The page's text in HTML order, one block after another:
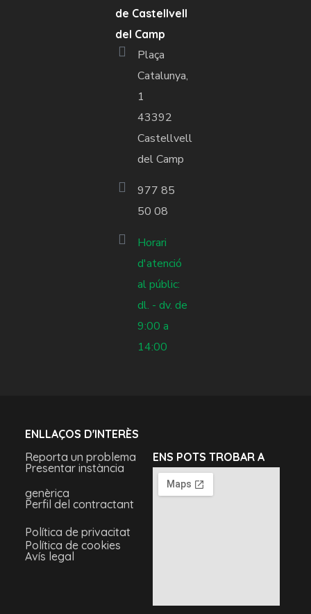
de Castellvell
del Camp
Plaça
Catalunya,
1
43392
Castellvell
del Camp
977 85
50 08
Horari
d'atenció
al públic:
dl. - dv. de
9:00 a
14:00
ENLLAÇOS D'INTERÈS
Reporta un problema
Presentar instància
genèrica
Perfil del contractant
Política de privacitat
Política de cookies
Avís legal
ENS POTS TROBAR A